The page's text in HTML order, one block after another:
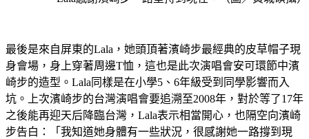
身會場，身上穿著周邊T恤，這也是此次演唱會安可環節中濱
崎步的造型。Lala同樣是在小學5、6年級受到同學影響而入
坑。上次濱崎步的台灣演唱會要追溯至2008年，對於等了17年
之後能再迎天后降臨台灣，Lala表示相當開心，也隔空向濱崎
步告白：「我知道她身體有一些狀況，很感謝她一路撐到現
在。」